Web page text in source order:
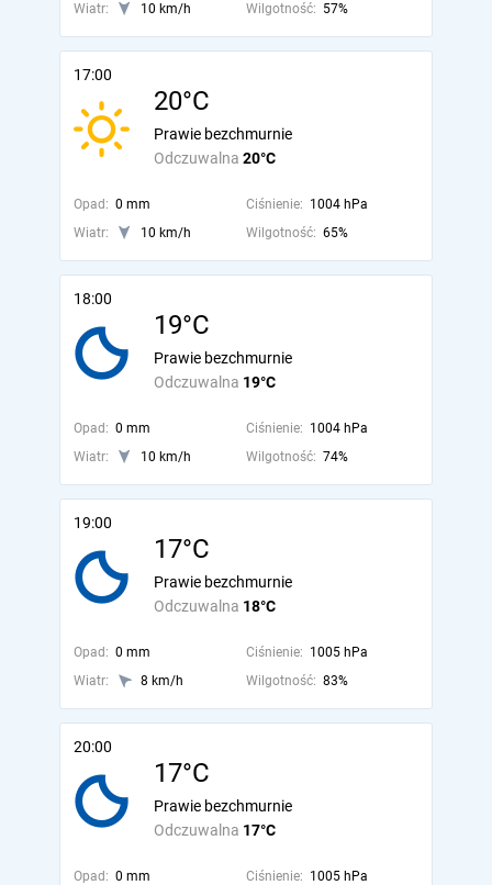
Wiatr:
10 km/h Wilgotność: 57%
17:00
20°C
Odczuwalna 20°C
Prawie bezchmurnie
Opad: 0 mm Ciśnienie: 1004 hPa
Wiatr:
10 km/h Wilgotność: 65%
18:00
19°C
Odczuwalna 19°C
Prawie bezchmurnie
Opad: 0 mm Ciśnienie: 1004 hPa
Wiatr:
10 km/h Wilgotność: 74%
19:00
17°C
Odczuwalna 18°C
Prawie bezchmurnie
Opad: 0 mm Ciśnienie: 1005 hPa
Wiatr:
8 km/h Wilgotność: 83%
20:00
17°C
Odczuwalna 17°C
Prawie bezchmurnie
Opad: 0 mm Ciśnienie: 1005 hPa